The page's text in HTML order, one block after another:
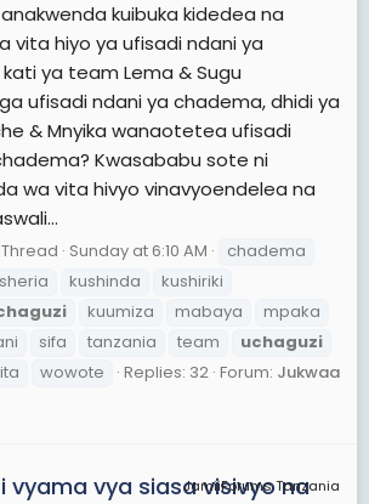
kuibuka kidedea na
vita hiyo ya ufisadi ndani ya
ya team Lema & Sugu
ufisadi ndani ya chadema, dhidi ya
& Mnyika wanaotetea ufisadi
Kwasababu sote ni
wa vita hivyo vinavyoendelea na
Thread Sunday at 6:10 AM
chadema
kushinda
kushiriki
kuumiza mabaya
mpaka
sifa tanzania team
uchaguzi
wowote Replies: 32 Forum: Jukwaa
JamiiForums Tanzania
vyama vya siasa visivyo na